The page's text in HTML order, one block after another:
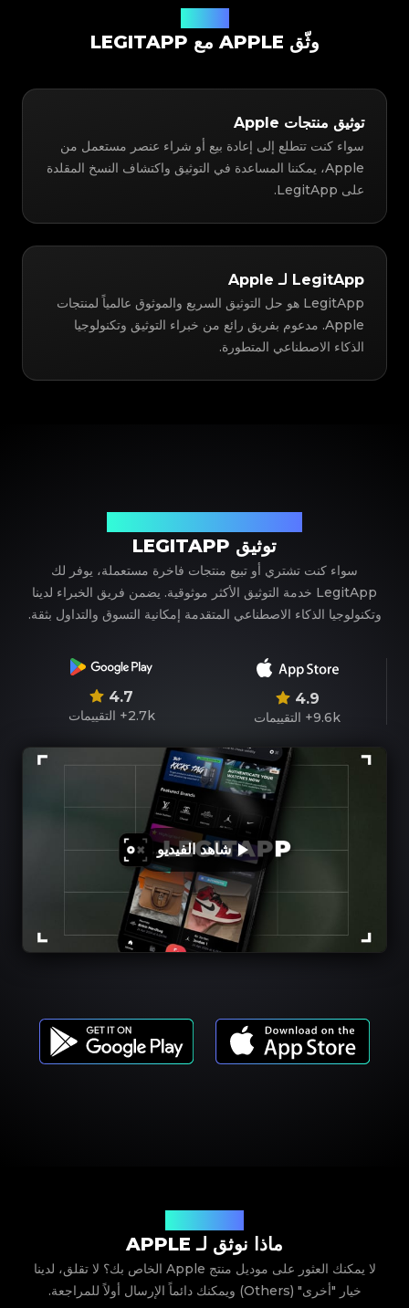
وثّق APPLE مع LEGITAPP
توثيق منتجات Apple
سواء كنت تتطلع إلى إعادة بيع أو شراء عنصر مستعمل من
Apple، يمكننا المساعدة في التوثيق واكتشاف النسخ المقلدة
على LegitApp.
LegitApp لـ Apple
LegitApp هو حل التوثيق السريع والموثوق عالمياً لمنتجات
Apple. مدعوم بفريق رائع من خبراء التوثيق وتكنولوجيا
الذكاء الاصطناعي المتطورة.
توثيق LEGITAPP
سواء كنت تشتري أو تبيع منتجات فاخرة مستعملة، يوفر لك
LegitApp خدمة التوثيق الأكثر موثوقية. يضمن فريق الخبراء لدينا
وتكنولوجيا الذكاء الاصطناعي المتقدمة إمكانية التسوق والتداول بثقة.
4.9
9.6k+ التقييمات
4.7
2.7k+ التقييمات
شاهد الفيديو
ماذا نوثق لـ APPLE
لا يمكنك العثور على موديل منتج Apple الخاص بك؟ لا تقلق، لدينا
خيار "أخرى" (Others) ويمكنك دائماً الإرسال أولاً للمراجعة.